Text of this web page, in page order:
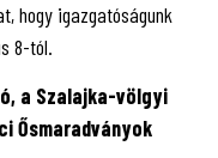
hogy igazgatóságunk
8-tól.
a Szalajka-völgyi
Ősmaradványok